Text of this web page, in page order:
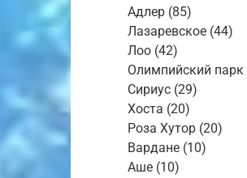
Адлер (85)
Лазаревское (44)
Лоо (42)
Олимпийский
Сириус (29)
Хоста (20)
Роза Хутор (20)
Вардане (10)
Аше (10)